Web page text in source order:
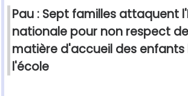
Pau : Sept familles attaquent
nationale pour non respect
matière d'accueil des
l'école